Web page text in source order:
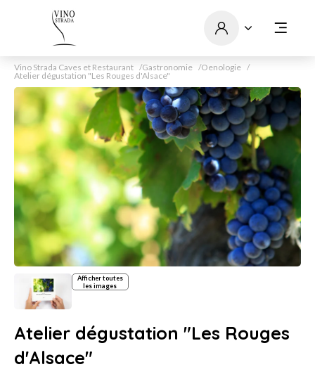
Vino Strada Caves et Restaurant Gastronomie
Oenologie
Atelier dégustation "Les Rouges d'Alsace"
Afficher toutes
les images
Atelier dégustation "Les Rouges
d'Alsace"